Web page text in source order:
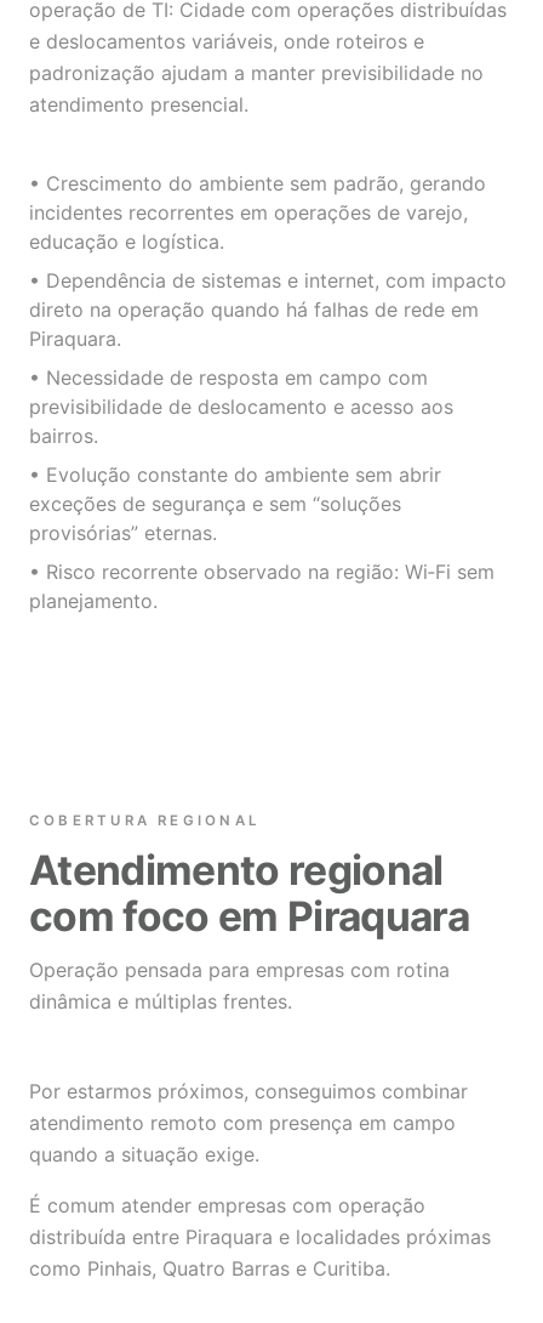
operação de TI: Cidade com operações distribuídas
e deslocamentos variáveis, onde roteiros e
padronização ajudam a manter previsibilidade no
atendimento presencial.
• Crescimento do ambiente sem padrão, gerando
incidentes recorrentes em operações de varejo,
educação e logística.
• Dependência de sistemas e internet, com impacto
direto na operação quando há falhas de rede em
Piraquara.
• Necessidade de resposta em campo com
previsibilidade de deslocamento e acesso aos
bairros.
• Evolução constante do ambiente sem abrir
exceções de segurança e sem “soluções
provisórias” eternas.
• Risco recorrente observado na região: Wi‑Fi sem
planejamento.
COBERTURA REGIONAL
Atendimento regional
com foco em Piraquara
Operação pensada para empresas com rotina
dinâmica e múltiplas frentes.
Por estarmos próximos, conseguimos combinar
atendimento remoto com presença em campo
quando a situação exige.
É comum atender empresas com operação
distribuída entre Piraquara e localidades próximas
como Pinhais, Quatro Barras e Curitiba.